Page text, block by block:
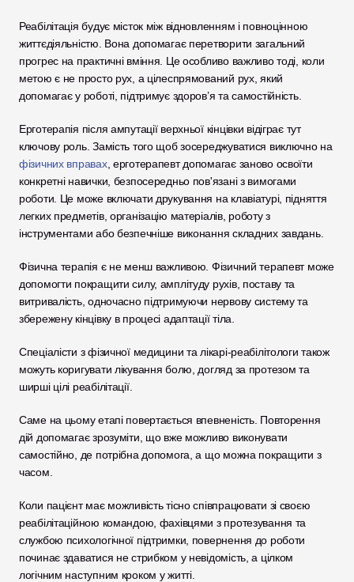
Реабілітація будує місток між відновленням і повноцінною
життєдіяльністю. Вона допомагає перетворити загальний
прогрес на практичні вміння. Це особливо важливо тоді, коли
метою є не просто рух, а цілеспрямований рух, який
допомагає у роботі, підтримує здоров’я та самостійність.
Ерготерапія після ампутації верхньої кінцівки відіграє тут
фізичних вправах, ерготерапевт допомагає заново освоїти
конкретні навички, безпосередньо пов'язані з вимогами
роботи. Це може включати друкування на клавіатурі, підняття
легких предметів, організацію матеріалів, роботу з
інструментами або безпечніше виконання складних завдань.
Фізична терапія є не менш важливою. Фізичний терапевт може
допомогти покращити силу, амплітуду рухів, поставу та
витривалість, одночасно підтримуючи нервову систему та
збережену кінцівку в процесі адаптації тіла.
Спеціалісти з фізичної медицини та лікарі-реабілітологи також
можуть коригувати лікування болю, догляд за протезом та
ширші цілі реабілітації.
Саме на цьому етапі повертається впевненість. Повторення
дій допомагає зрозуміти, що вже можливо виконувати
самостійно, де потрібна допомога, а що можна покращити з
часом.
Коли пацієнт має можливість тісно співпрацювати зі своєю
реабілітаційною командою, фахівцями з протезування та
службою психологічної підтримки, повернення до роботи
починає здаватися не стрибком у невідомість, а цілком
логічним наступним кроком у житті.